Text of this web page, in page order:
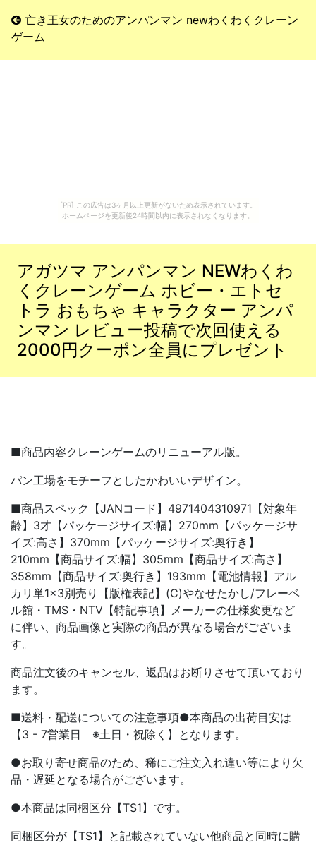
[PR] この広告は3ヶ月以上更新がないため表示されています。
ホームページを更新後24時間以内に表示されなくなります。
亡き王女のためのアンパンマン newわくわくクレーン
ゲーム
アガツマ アンパンマン NEWわくわ
くクレーンゲーム ホビー・エトセ
トラ おもちゃ キャラクター アンパ
ンマン レビュー投稿で次回使える
2000円クーポン全員にプレゼント
■商品内容クレーンゲームのリニューアル版。
パン工場をモチーフとしたかわいいデザイン。
■商品スペック【JANコード】4971404310971【対象年
齢】3才【パッケージサイズ:幅】270mm【パッケージサ
イズ:高さ】370mm【パッケージサイズ:奥行き】
210mm【商品サイズ:幅】305mm【商品サイズ:高さ】
358mm【商品サイズ:奥行き】193mm【電池情報】アル
カリ単1×3別売り【版権表記】(C)やなせたかし/フレーベ
ル館・TMS・NTV【特記事項】メーカーの仕様変更など
に伴い、商品画像と実際の商品が異なる場合がございま
す。
商品注文後のキャンセル、返品はお断りさせて頂いており
ます。
■送料・配送についての注意事項●本商品の出荷目安は
【3 - 7営業日 ※土日・祝除く】となります。
●お取り寄せ商品のため、稀にご注文入れ違い等により欠
品・遅延となる場合がございます。
●本商品は同梱区分【TS1】です。
同梱区分が【TS1】と記載されていない他商品と同時に購